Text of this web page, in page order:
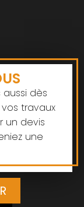
dès
travaux
un devis
une